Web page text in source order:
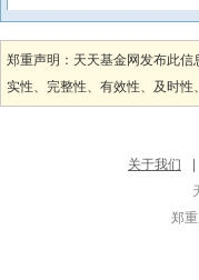
范
管
中
中
管
中
郑重声明：天天基金网发布此
实性、完整性、有效性、及时
关于我们
郑重